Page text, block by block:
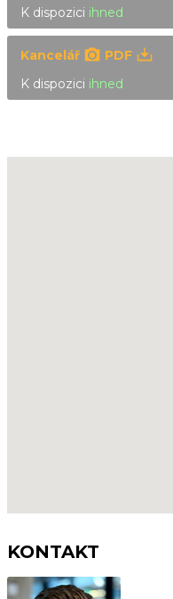
K dispozici ihned
Kancelář PDF
K dispozici ihned
KONTAKT